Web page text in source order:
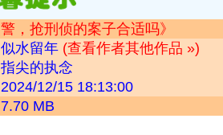
警，抢刑侦的案子合适吗》
似水留年 (查看作者其他作品 »)
指尖的执念
2024/12/15 18:13:00
7.70 MB